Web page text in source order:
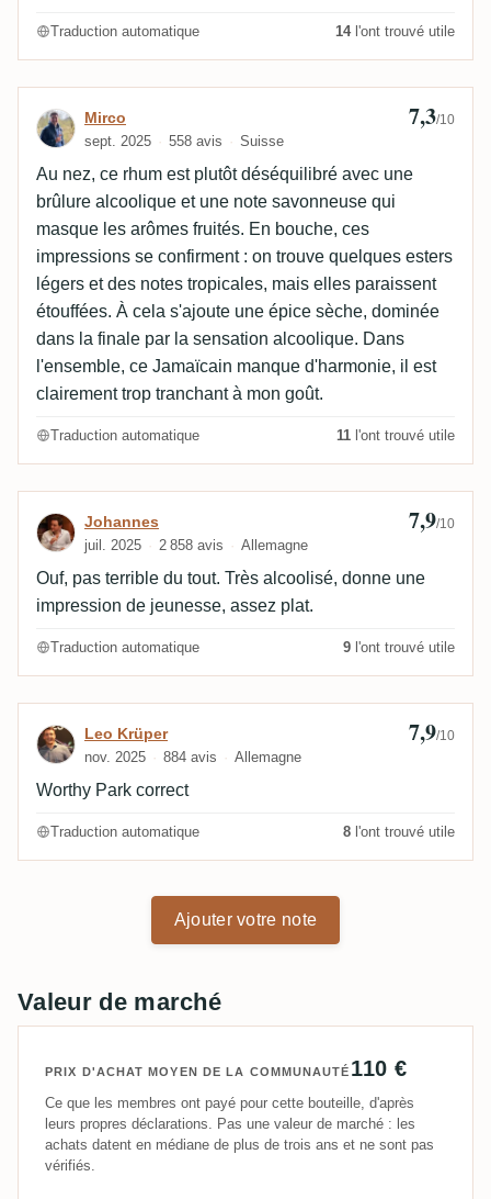
Traduction automatique 14l'ont trouvé utile
Avis de Mirco
Mirco
sept. 2025 558 avis Suisse
7,3/10
Au nez, ce rhum est plutôt déséquilibré avec une
brûlure alcoolique et une note savonneuse qui
masque les arômes fruités. En bouche, ces
impressions se confirment : on trouve quelques esters
légers et des notes tropicales, mais elles paraissent
étouffées. À cela s'ajoute une épice sèche, dominée
dans la finale par la sensation alcoolique. Dans
l'ensemble, ce Jamaïcain manque d'harmonie, il est
clairement trop tranchant à mon goût.
Traduction automatique 11 l'ont trouvé utile
Avis de Johannes
Johannes
juil. 2025 2 858 avis Allemagne
7,9/10
Ouf, pas terrible du tout. Très alcoolisé, donne une
impression de jeunesse, assez plat.
Traduction automatique 9 l'ont trouvé utile
Avis de Leo Krüper
Leo Krüper
nov. 2025 884 avis Allemagne
7,9/10
Worthy Park correct
Traduction automatique 8 l'ont trouvé utile
Ajouter votre note
Valeur de marché
PRIX D'ACHAT MOYEN DE LA COMMUNAUTÉ 110 €
Ce que les membres ont payé pour cette bouteille, d'après
leurs propres déclarations. Pas une valeur de marché : les
achats datent en médiane de plus de trois ans et ne sont pas
vérifiés.